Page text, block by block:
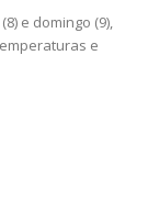
e domingo (9),
e